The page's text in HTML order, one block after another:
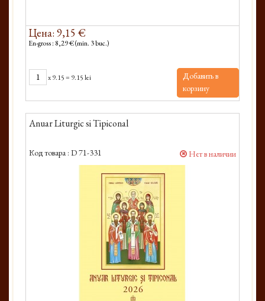
Цена: 9,15 €
En-gross : 8,29 € (min. 3 buc.)
x9.15= 9.15 lei
Добавить в
корзину
Anuar Liturgic si Tipiconal
Код товара : D 71-331 Нет в наличии